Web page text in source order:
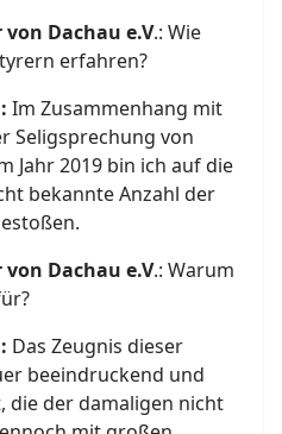
Dachau e.V.: Wie
erfahren?
Im Zusammenhang mit
Seligsprechung von
Jahr 2019 bin ich auf die
bekannte Anzahl der
Dachau e.V.: Warum
Das Zeugnis dieser
beeindruckend und
die der damaligen nicht